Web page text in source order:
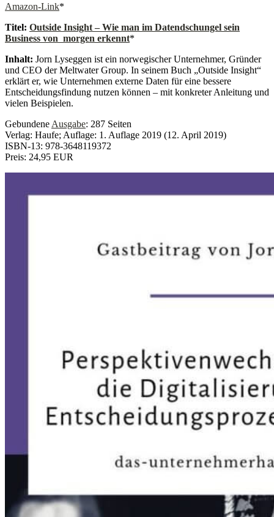
Amazon-Link*
Titel: Outside Insight – Wie man im Datendschungel sein
Business von morgen erkennt*
Inhalt: Jorn Lyseggen ist ein norwegischer Unternehmer, Gründer
und CEO der Meltwater Group. In seinem Buch „Outside Insight“
erklärt er, wie Unternehmen externe Daten für eine bessere
Entscheidungsfindung nutzen können – mit konkreter Anleitung und
vielen Beispielen.
Gebundene Ausgabe: 287 Seiten
Verlag: Haufe; Auflage: 1. Auflage 2019 (12. April 2019)
ISBN-13: 978-3648119372
Preis: 24,95 EUR